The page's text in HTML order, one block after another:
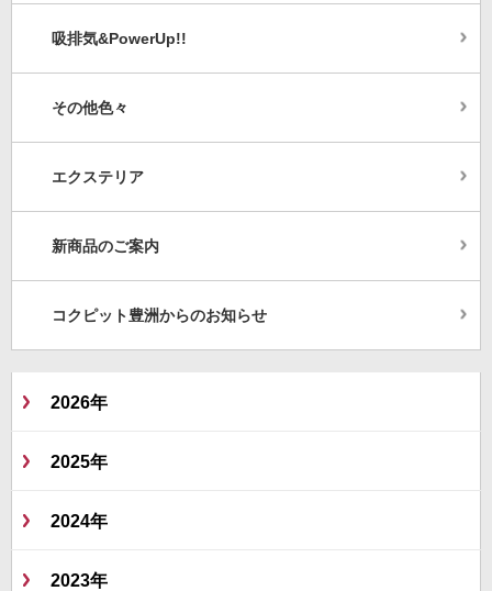
吸排気&PowerUp!!
その他色々
エクステリア
新商品のご案内
コクピット豊洲からのお知らせ
2026年
2025年
2024年
2023年